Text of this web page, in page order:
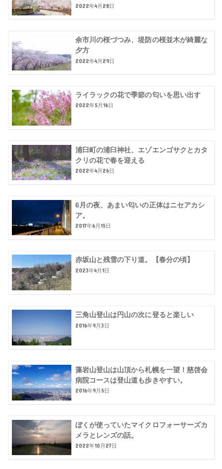
2022年4月28日
余市川の桜づつみ、堤防の桜並木が綺麗な
夕方
2022年4月29日
ライラックの花で季節の匂いを思い出す
2022年5月16日
浦臼町の浦臼神社、エゾエンゴサクとカタ
クリの花で春を迎える
2022年4月26日
6月の夜、あまい匂いの正体はニセアカシ
ア。
2017年6月15日
赤坂山と残雪の下り道。【春分の頃】
2023年4月1日
三角山登山は円山の次に登ると楽しい
2016年9月3日
藻岩山登山は山頂から札幌を一望！慈啓会
病院コースは登山道も歩きやすい。
2016年9月5日
ぼくが使っていたマイクロフォーサーズカ
メラとレンズの話。
2022年10月27日